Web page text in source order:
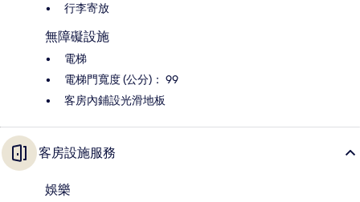
行李寄放
無障礙設施
電梯
電梯門寬度 (公分)： 99
客房內鋪設光滑地板
客房設施服務
娛樂